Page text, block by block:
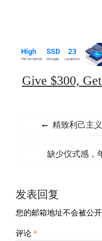
Give $300,
Previous
精致利己主
Next
缺少仪式感，
发表回复
您的邮箱地址不会被公开
评论 *